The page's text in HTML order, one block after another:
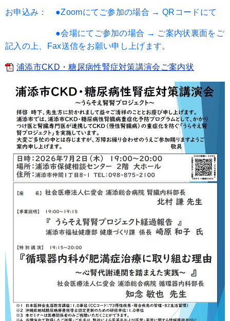
お申込み： ●Zoomにてご参加の場合 → QRコードにて
●会場にてご参加の場合 → ご案内状裏面をご
記入の上、Fax送信をお願い申し上げます。
浦添市CKD・糖尿病性腎症対策講演会ご案内状